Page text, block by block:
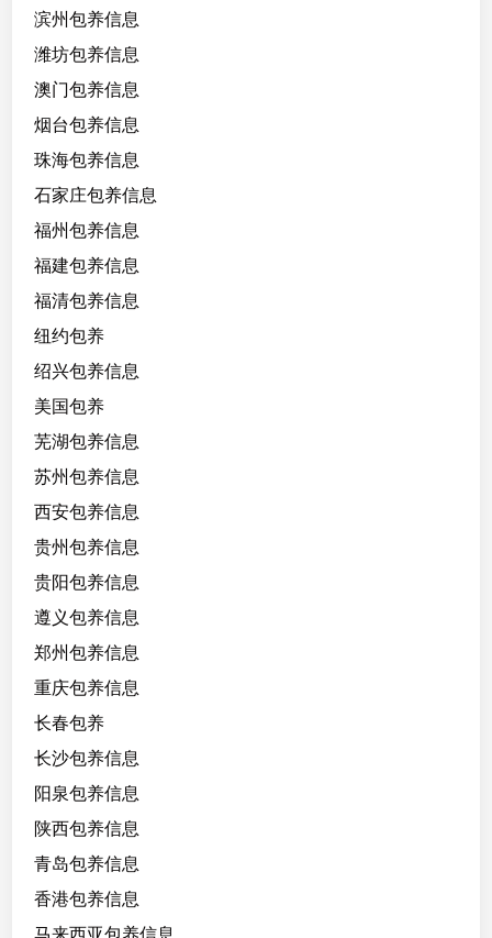
滨州包养信息
潍坊包养信息
澳门包养信息
烟台包养信息
珠海包养信息
石家庄包养信息
福州包养信息
福建包养信息
福清包养信息
纽约包养
绍兴包养信息
美国包养
芜湖包养信息
苏州包养信息
西安包养信息
贵州包养信息
贵阳包养信息
遵义包养信息
郑州包养信息
重庆包养信息
长春包养
长沙包养信息
阳泉包养信息
陕西包养信息
青岛包养信息
香港包养信息